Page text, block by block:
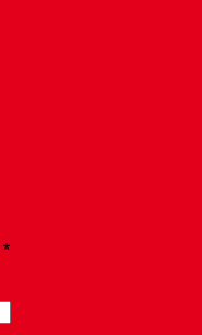
*Erforderlich